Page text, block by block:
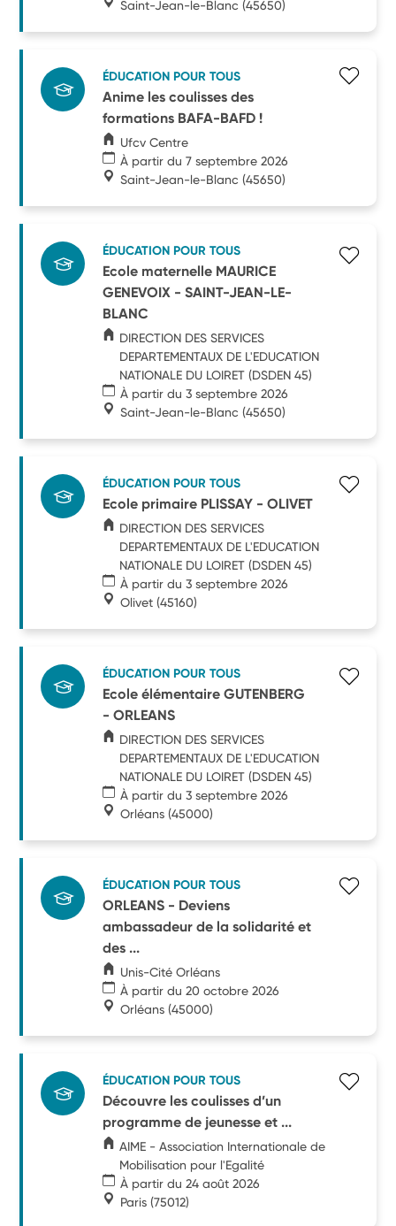
Saint-Jean-le-Blanc (45650)
ÉDUCATION POUR TOUS
Anime les coulisses des
formations BAFA-BAFD !
Ufcv Centre
À partir du 7 septembre 2026
Saint-Jean-le-Blanc (45650)
ÉDUCATION POUR TOUS
Ecole maternelle MAURICE
GENEVOIX - SAINT-JEAN-LE-
BLANC
DIRECTION DES SERVICES
DEPARTEMENTAUX DE L'EDUCATION
NATIONALE DU LOIRET (DSDEN 45)
À partir du 3 septembre 2026
Saint-Jean-le-Blanc (45650)
ÉDUCATION POUR TOUS
Ecole primaire PLISSAY - OLIVET
DIRECTION DES SERVICES
DEPARTEMENTAUX DE L'EDUCATION
NATIONALE DU LOIRET (DSDEN 45)
À partir du 3 septembre 2026
Olivet (45160)
ÉDUCATION POUR TOUS
Ecole élémentaire GUTENBERG
- ORLEANS
DIRECTION DES SERVICES
DEPARTEMENTAUX DE L'EDUCATION
NATIONALE DU LOIRET (DSDEN 45)
À partir du 3 septembre 2026
Orléans (45000)
ÉDUCATION POUR TOUS
ORLEANS - Deviens
ambassadeur de la solidarité et
des ...
Unis-Cité Orléans
À partir du 20 octobre 2026
Orléans (45000)
ÉDUCATION POUR TOUS
Découvre les coulisses d’un
programme de jeunesse et ...
AIME - Association Internationale de
Mobilisation pour l'Egalité
À partir du 24 août 2026
Paris (75012)